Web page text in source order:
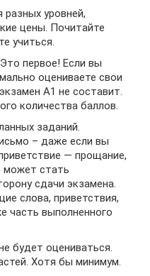
уровней,
цены. Почитайте
учиться.
первое! Если вы
оцениваете свои
А1 не составит.
количества баллов.
заданий.
– даже если вы
— прощание,
может стать
сдачи экзамена.
слова, приветствия,
часть выполненного
будет оцениваться.
Хотя бы минимум.